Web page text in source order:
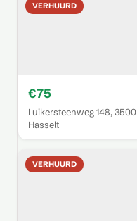
VERHUURD
€75
Luikersteenweg 148, 3500
Hasselt
VERHUURD